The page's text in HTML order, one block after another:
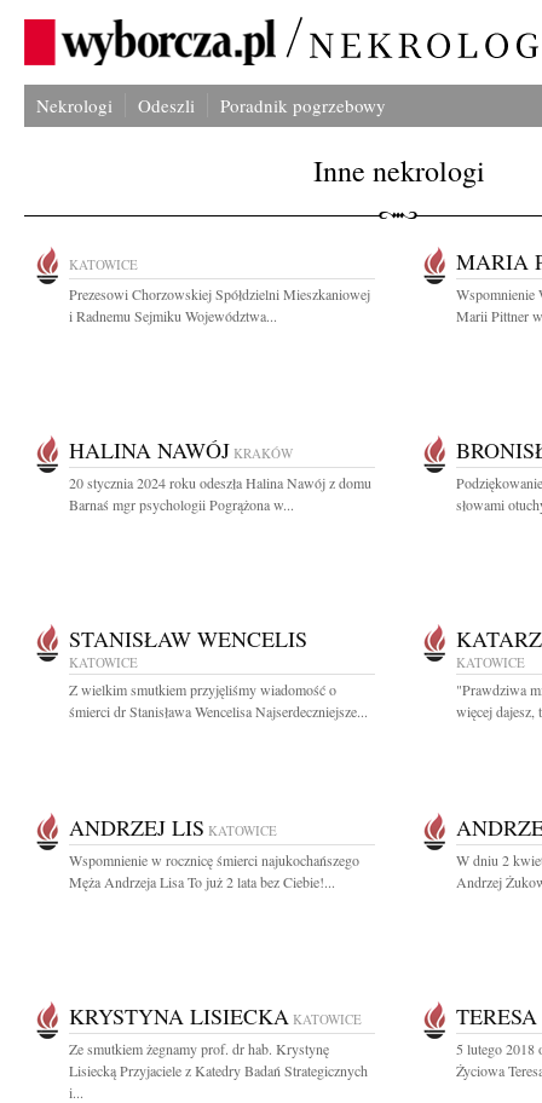
Nekrologi Odeszli Poradnik pogrzebowy
Inne nekrologi
KATOWICE
Prezesowi Chorzowskiej Spółdzielni Mieszkaniowej
i Radnemu Sejmiku Województwa...
MARIA
Wspomnienie
Marii Pittner
HALINA NAWÓJ KRAKÓW
20 stycznia 2024 roku odeszła Halina Nawój z domu
Barnaś mgr psychologii Pogrążona w...
słowami
STANISŁAW WENCELIS
KATOWICE
Z wielkim smutkiem przyjęliśmy wiadomość o
śmierci dr Stanisława Wencelisa Najserdeczniejsze...
KATOWICE
"Prawdziwa
więcej dajesz,
ANDRZEJ LIS KATOWICE
Wspomnienie w rocznicę śmierci najukochańszego
Męża Andrzeja Lisa To już 2 lata bez Ciebie!...
W dniu 2
Andrzej
KRYSTYNA LISIECKA KATOWICE
Ze smutkiem żegnamy prof. dr hab. Krystynę
Lisiecką Przyjaciele z Katedry Badań Strategicznych
i...
5 lutego 2018
Życiowa